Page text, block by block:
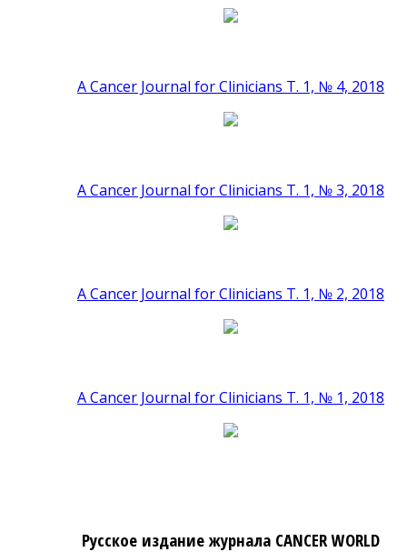
A Cancer Journal for Clinicians Т. 1, № 4, 2018
A Cancer Journal for Clinicians Т. 1, № 3, 2018
A Cancer Journal for Clinicians Т. 1, № 2, 2018
A Cancer Journal for Clinicians Т. 1, № 1, 2018
Русское издание журнала CANCER WORLD